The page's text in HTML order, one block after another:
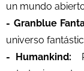
un mundo
- Granblue
universo
- Humankind: